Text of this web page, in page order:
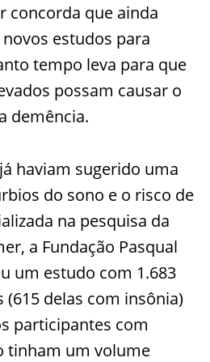
concorda que ainda
estudos para
tempo leva para que
possam causar o
demência.
haviam sugerido uma
do sono e o risco de
na pesquisa da
a Fundação Pasqual
um estudo com 1.683
(615 delas com insônia)
participantes com
tinham um volume